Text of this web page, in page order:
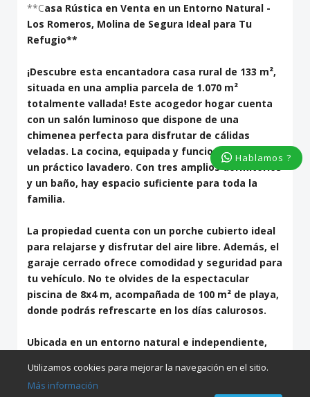
**Casa Rústica en Venta en un Entorno Natural -
Los Romeros, Molina de Segura Ideal para Tu
Refugio**
¡Descubre esta encantadora casa rural de 133 m²,
situada en una amplia parcela de 1.070 m²
totalmente vallada! Este acogedor hogar cuenta
con un salón luminoso que dispone de una
chimenea perfecta para disfrutar de cálidas
veladas. La cocina, equipada y funcional, incluye
un práctico lavadero. Con tres amplios dormitorios
y un baño, hay espacio suficiente para toda la
familia.
La propiedad cuenta con un porche cubierto ideal
para relajarse y disfrutar del aire libre. Además, el
garaje cerrado ofrece comodidad y seguridad para
tu vehículo. No te olvides de la espectacular
piscina de 8x4 m, acompañada de 100 m² de playa,
donde podrás refrescarte en los días calurosos.
Ubicada en un entorno natural e independiente,
sacrificar la comodidad de estar a solo 10 minutos
de la autovía Albacete-Murcia. Con agua y luz
Utilizamos cookies para mejorar la navegación en el sitio.
Más información
Hablamos ?